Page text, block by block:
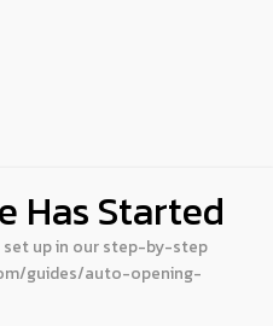
Has Started
set up in our step-by-step
guides/auto-opening-